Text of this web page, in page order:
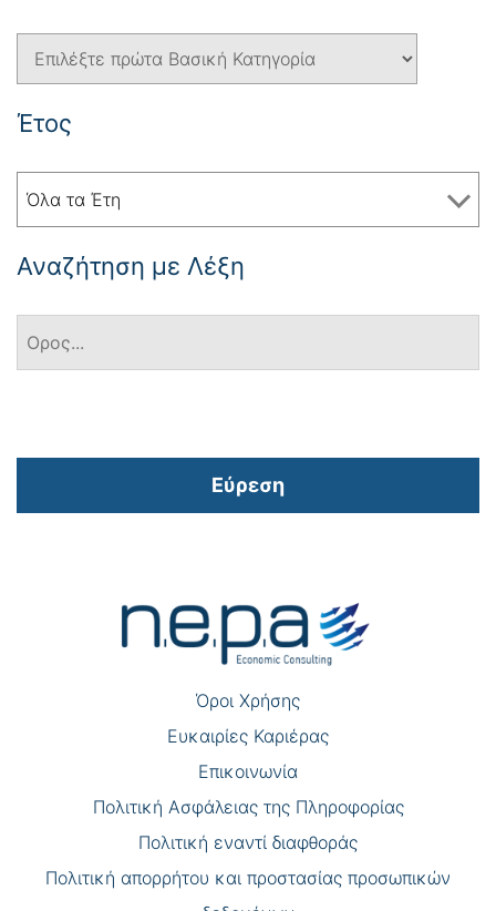
Έτος
Όλα τα Έτη
Αναζήτηση με Λέξη
Εύρεση
άρθρων
Όροι Χρήσης
Eυκαιρίες Καριέρας
Επικοινωνία
Πολιτική Ασφάλειας της Πληροφορίας
Πολιτική εναντί διαφθοράς
Πολιτική απορρήτου και προστασίας προσωπικών